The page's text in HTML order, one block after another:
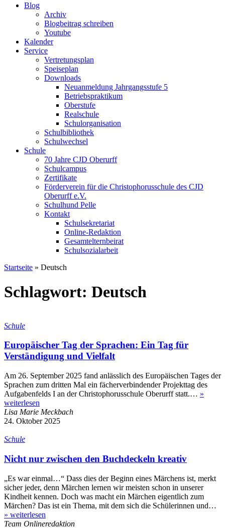
Blog
Archiv
Blogbeitrag schreiben
Youtube
Kalender
Service
Vertretungsplan
Speiseplan
Downloads
Neuanmeldung Jahrgangsstufe 5
Betriebspraktikum
Oberstufe
Realschule
Schulorganisation
Schulbibliothek
Schulwechsel
Schule
70 Jahre CJD Oberurff
Schulcampus
Zertifikate
Förderverein für die Christophorusschule des CJD
Oberurff e.V.
Schulhund Pelle
Kontakt
Schulsekretariat
Online-Redaktion
Gesamtelternbeirat
Schulsozialarbeit
Startseite » Deutsch
Schlagwort: Deutsch
Schule
Europäischer Tag der Sprachen: Ein Tag für
Verständigung und Vielfalt
Am 26. September 2025 fand anlässlich des Europäischen Tages der
Sprachen zum dritten Mal ein fächerverbindender Projekttag des
Aufgabenfelds I an der Christophorusschule Oberurff statt.… »
weiterlesen
Lisa Marie Meckbach
24. Oktober 2025
Schule
Nicht nur zwischen den Buchdeckeln kreativ
„Es war einmal…“ Dass dies der Beginn eines Märchens ist, merkt
sicher jeder, denn Märchen lernen wir meisten schon in unserer
Kindheit kennen. Doch was macht ein Märchen eigentlich zum
Märchen? Das ist ein Thema, mit dem sich die Schülerinnen und…
» weiterlesen
Team Onlineredaktion